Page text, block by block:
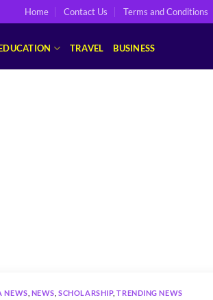
Home Contact Us Terms and Conditions
TRAVEL BUSINESS
NEWS NEWS ,SCHOLARSHIP,TRENDING NEWS